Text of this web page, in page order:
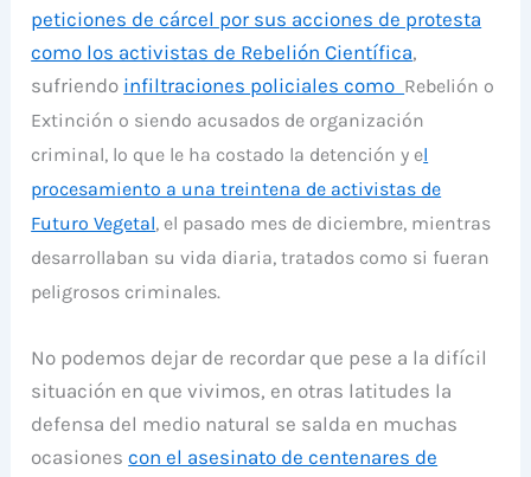
peticiones de cárcel por sus acciones de protesta
como los activistas de Rebelión Científica,
sufriendo infiltraciones policiales como Rebelión o
Extinción o siendo acusados de organización
criminal, lo que le ha costado la detención y el
procesamiento a una treintena de activistas de
Futuro Vegetal, el pasado mes de diciembre, mientras
desarrollaban su vida diaria, tratados como si fueran
peligrosos criminales.
No podemos dejar de recordar que pese a la difícil
situación en que vivimos, en otras latitudes la
defensa del medio natural se salda en muchas
ocasionescon el asesinato de centenares de